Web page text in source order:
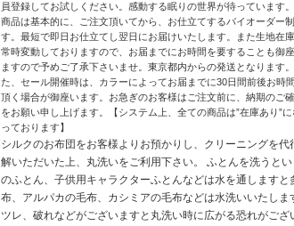
員登録してお試しください。感動する眠りの世界が待っています
商品は基本的に、ご注文頂いてから、お仕立てするバイオーダー
す。最短で即日お仕立てし翌日にお届けいたします。また生地在
常時変動しておりますので、お届までにお時間を要することも御
ますので予めご了承下さいませ。東京都内からの発送となります
た、セール開催時は、カラーによってお届までに30日間前後お時
頂く場合が御座います。お急ぎのお客様はご注文前に、納期のご
をお願い申し上げます。【システム上、全ての商品は”在庫あり”に
っております】
シルクのお布団をお客様よりお預かりし、クリーニングを
解いただいた上、丸洗いをご利用下さい。 ふとんを洗うと
のふとん、子供用キャラクターふとんなどは水を通します
布、アルパカの毛布、カシミアの毛布などは水洗いいたし
ツレ、破れなどがございますと丸洗い時に広がる恐れがご